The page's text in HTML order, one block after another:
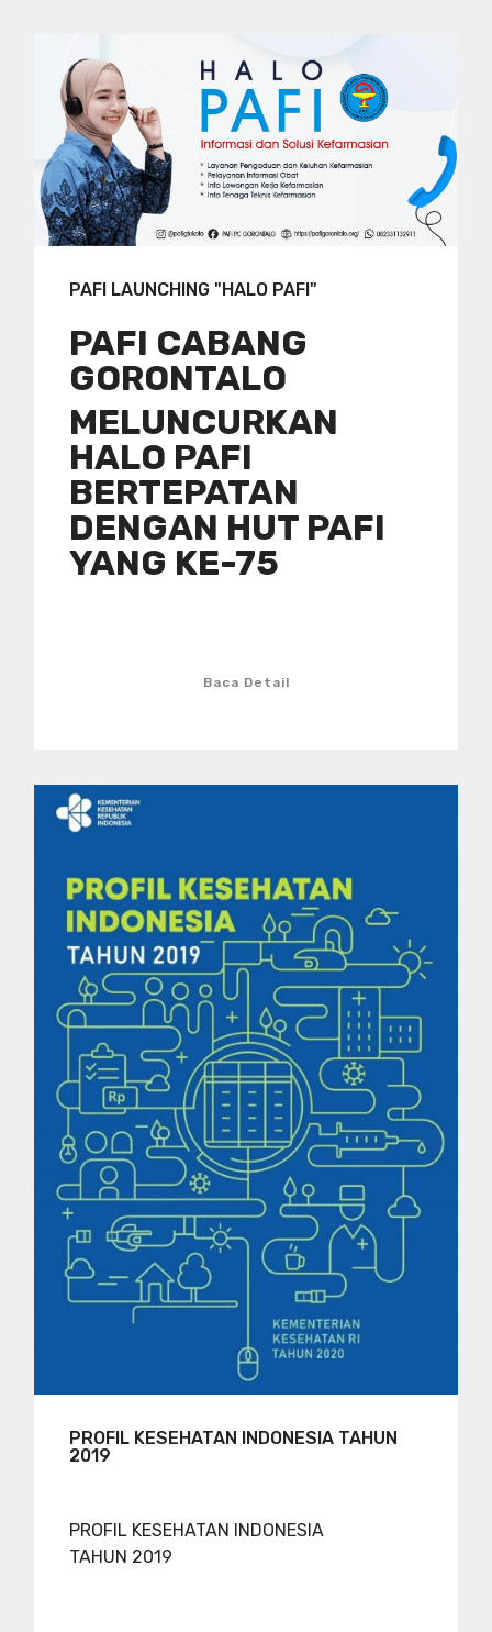
PAFI LAUNCHING "HALO PAFI"
PAFI CABANG
GORONTALO
MELUNCURKAN
HALO PAFI
BERTEPATAN
DENGAN HUT PAFI
YANG KE-75
Baca Detail
PROFIL KESEHATAN INDONESIA TAHUN
2019
PROFIL KESEHATAN INDONESIA
TAHUN 2019